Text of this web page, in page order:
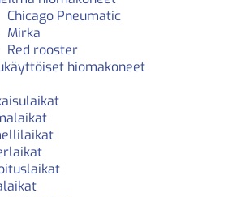
Chicago Pneumatic
Mirka
Red rooster
hiomakoneet